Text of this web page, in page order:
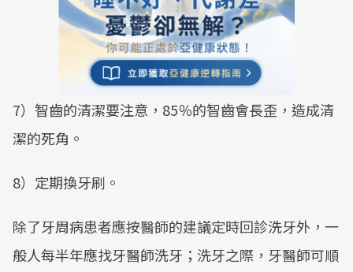
7）智齒的清潔要注意，85％的智齒會長歪，造成清
潔的死角。
8）定期換牙刷。
除了牙周病患者應按醫師的建議定時回診洗牙外，一
般人每半年應找牙醫師洗牙；洗牙之際，牙醫師可順